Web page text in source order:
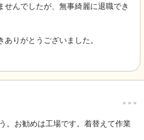
せんでしたが、無事綺麗に退職でき
りがとうございました。
…
。お勧めは工場です。着替えて作業